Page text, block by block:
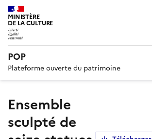
MINISTÈRE
DE LA CULTURE
POP
Plateforme ouverte du patrimoine
ensemble
sculpté de